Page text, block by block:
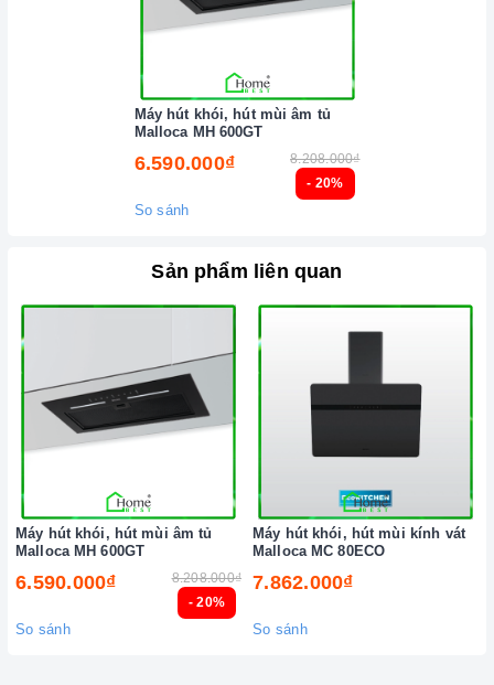
- 20%
Máy hút khói, hút mùi âm tủ
Malloca MH 600GT
6.590.000₫ 8.208.000₫
So sánh
Sản phẩm liên quan
- 20%
Máy hút khói, hút mùi âm tủ
Malloca MH 600GT
6.590.000₫ 8.208.000₫
So sánh
Máy hút khói, hút mùi kính vát
Malloca MC 80ECO
7.862.000₫
So sánh